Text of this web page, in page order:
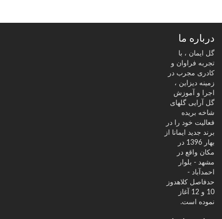
درباره ما
گل ایمان ، با
تجربه فراوان و
کادری مجرب در
زمینه دیزاین ،
اجرا و آموزش
گل آرایی گلهای
شاخه بریده
فعالیت خود را در
برند جدید ایمانا از
بهار 1396 در
مکان واقع در
مشهد - بلوار
احمدآباد -
حدفاصل کلاهدوز
10 و 12 آغاز
نموده است.